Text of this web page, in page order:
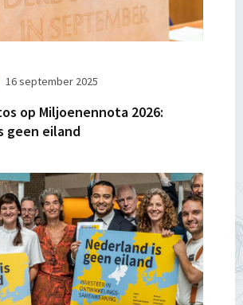
16 september 2025
op Miljoenennota 2026:
geen eiland